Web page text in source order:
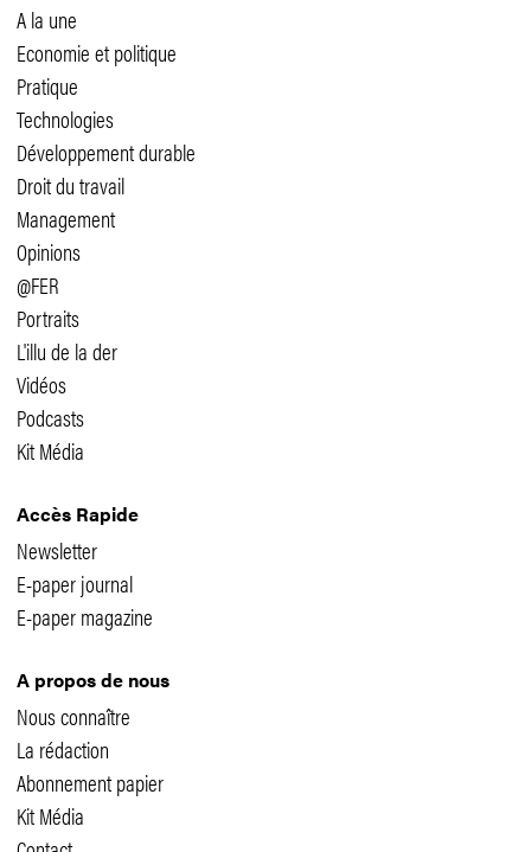
A la une
Economie et politique
Pratique
Technologies
Développement durable
Droit du travail
Management
Opinions
@FER
Portraits
L'illu de la der
Vidéos
Podcasts
Kit Média
Accès Rapide
Newsletter
E-paper journal
E-paper magazine
A propos de nous
Nous connaître
La rédaction
Abonnement papier
Kit Média